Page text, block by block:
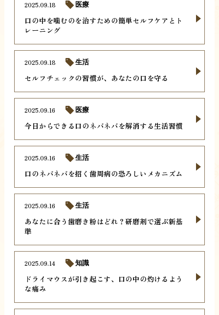
口の中を噛むのを治すための簡単セルフケアとト
レーニング
2025.09.18 医療
セルフチェックの習慣が、あなたの口を守る
2025.09.18 生活
今日からできる口のネバネバを解消する生活習慣
2025.09.16 医療
口のネバネバを招く歯周病の恐ろしいメカニズム
2025.09.16 生活
あなたに合う歯磨き粉はどれ？研磨剤で選ぶ新基
準
2025.09.16 生活
ドライマウスが引き起こす、口の中の灼けるよう
な痛み
2025.09.14 知識